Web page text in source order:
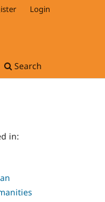
Search
Login
in: